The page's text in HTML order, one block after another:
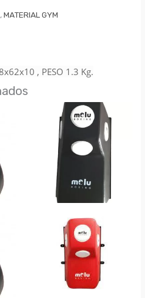
,MATERIAL GYM
, PESO 1.3 Kg.